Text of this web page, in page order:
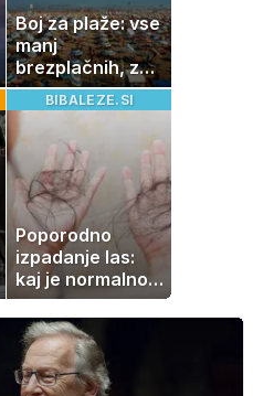
Boj za plaže: vse
manj
brezplačnih, za
ležalnik in
senčnik tudi več
kot 40 evrov
BIBALEZE.SI
Poporodno
izpadanje las:
kaj je normalno
in kako si
pomagati